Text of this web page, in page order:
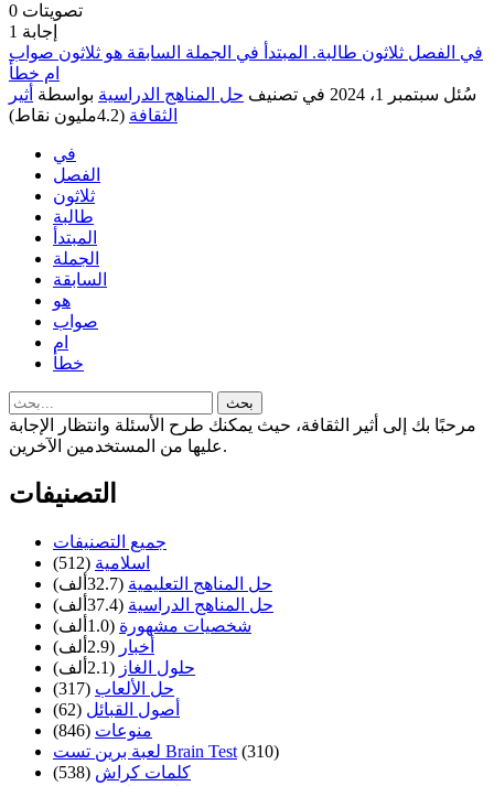
0 تصويتات
1 إجابة
في الفصل ثلاثون طالبة. المبتدأ في الجملة السابقة هو ثلاثون صواب
ام خطأ
سُئل سبتمبر 1، 2024 في تصنيف حل المناهج الدراسية بواسطة أثير
الثقافة (4.2مليون نقاط)
في
الفصل
ثلاثون
طالبة
المبتدأ
الجملة
السابقة
هو
صواب
ام
خطأ
مرحبًا بك إلى أثير الثقافة، حيث يمكنك طرح الأسئلة وانتظار الإجابة
عليها من المستخدمين الآخرين.
التصنيفات
جميع التصنيفات
اسلامية (512)
حل المناهج التعليمية (32.7ألف)
حل المناهج الدراسية (37.4ألف)
شخصيات مشهورة (1.0ألف)
أخبار (2.9ألف)
حلول الغاز (2.1ألف)
حل الألعاب (317)
أصول القبائل (62)
منوعات (846)
لعبة برين تست Brain Test (310)
كلمات كراش (538)